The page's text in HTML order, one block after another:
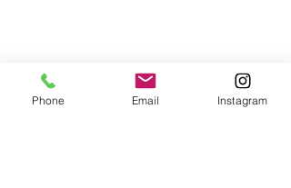
Phone Email Instagram